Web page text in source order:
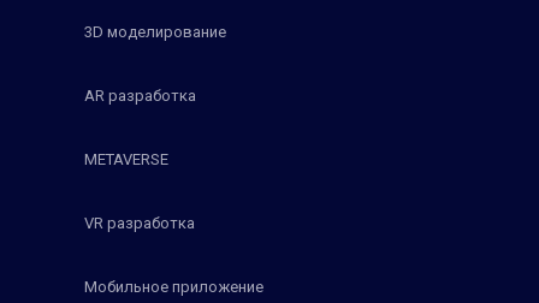
3D моделирование
AR разработка
METAVERSE
VR разработка
Мобильное приложение